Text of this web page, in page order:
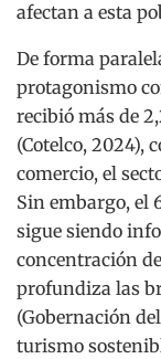
afectan a esta
De forma
protagonismo
recibió más de
(Cotelco, 2024),
comercio, el
Sin embargo, el
sigue siendo
concentración
profundiza las
(Gobernación
turismo